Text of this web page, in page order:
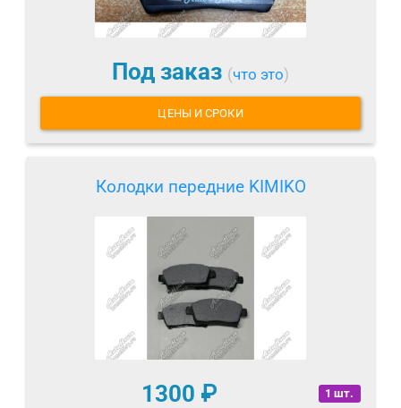
Под заказ (что это)
ЦЕНЫ И СРОКИ
Колодки передние KIMIKO
1 шт.
1300 ₽